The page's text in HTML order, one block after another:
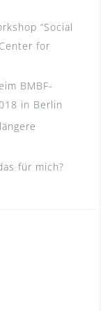
“Social
for
BMBF-
in Berlin
für mich?